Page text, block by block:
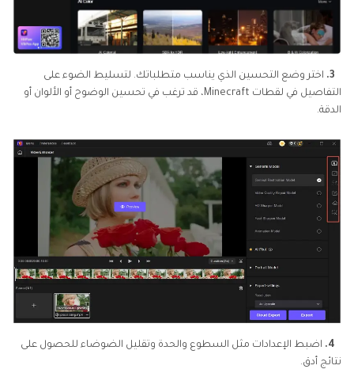
3. اختر وضع التحسين الذي يناسب متطلباتك. لتسليط الضوء على
التفاصيل في لقطات Minecraft، قد ترغب في تحسين الوضوح أو الألوان أو
الدقة.
4.
اضبط الإعدادات مثل السطوع والحدة وتقليل الضوضاء للحصول على
نتائج أدق.